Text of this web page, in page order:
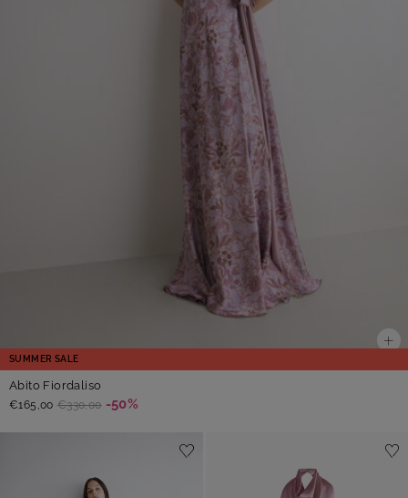
SUMMER SALE
Abito Fiordaliso
€165,00 €330,00 -50%